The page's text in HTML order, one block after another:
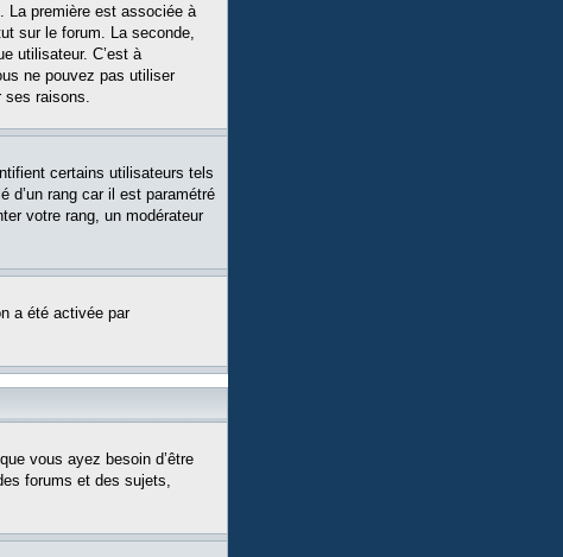
La première est associée à
sur le forum. La seconde,
utilisateur. C’est à
ne pouvez pas utiliser
ses raisons.
certains utilisateurs tels
d’un rang car il est paramétré
votre rang, un modérateur
a été activée par
vous ayez besoin d’être
forums et des sujets,